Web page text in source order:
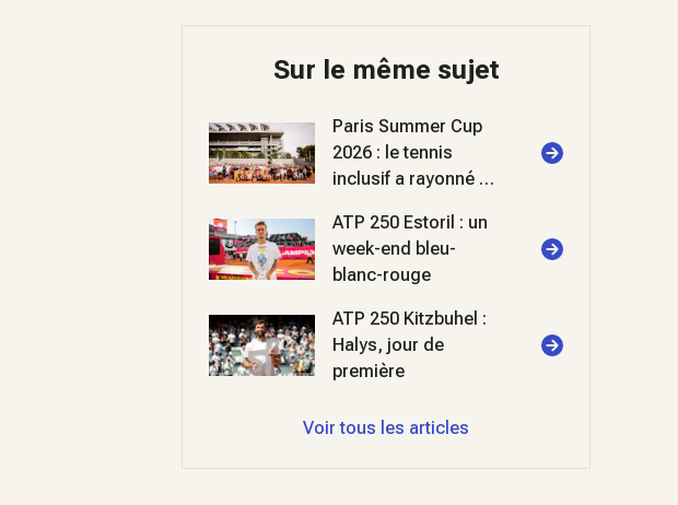
Sur le même sujet
Paris Summer Cup
2026 : le tennis
inclusif a rayonné à
ATP 250 Estoril : un
week-end bleu-
blanc-rouge
ATP 250 Kitzbuhel :
Halys, jour de
première
Voir tous les articles